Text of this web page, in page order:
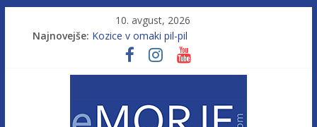
10. avgust, 2026
Najnovejše: Kozice v omaki pil-pil
Leto 9, št. 103; Licenca brez morja
Od morja do gorja 11